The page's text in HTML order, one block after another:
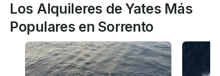
Los Alquileres de Yates Más
Populares en Sorrento